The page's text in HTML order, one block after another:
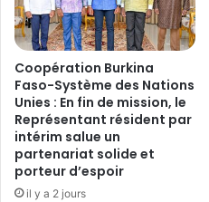
n
c
é
e
l
e
o
n
d
u
i
t
e
‎Coopération Burkina
Faso-Système des Nations
Unies : En fin de mission, le
Représentant résident par
intérim salue un
partenariat solide et
porteur d’espoir
il y a 2 jours